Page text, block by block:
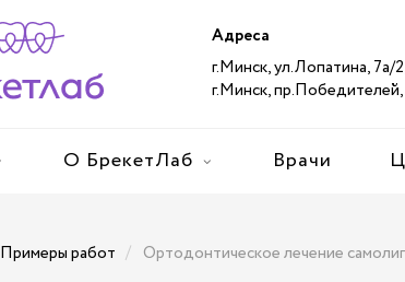
Адреса
г.Минск, ул.Лопатина, 7а/
г.Минск, пр.Победителей,
О БрекетЛаб Врачи
Примеры работ / Ортодонтическое лечение